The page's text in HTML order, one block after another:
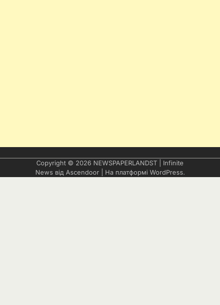
Copyright © 2026 NEWSPAPERLANDST | Infinite
News від Ascendoor| На платформі WordPress.